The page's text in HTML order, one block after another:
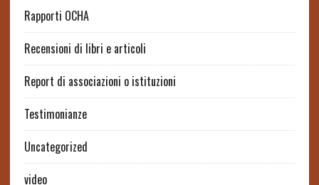
Rapporti OCHA
Recensioni di libri e articoli
Report di associazioni o istituzioni
Testimonianze
Uncategorized
video